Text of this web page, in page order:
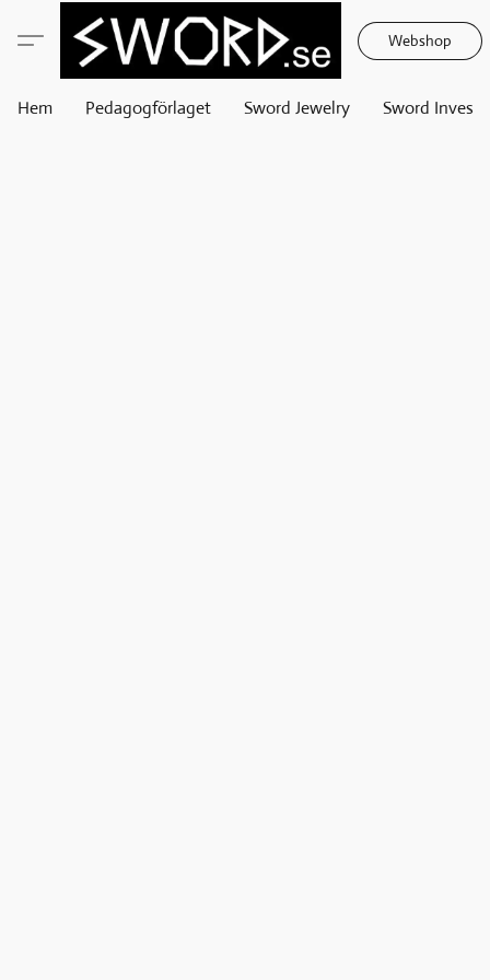
Webshop
Hem Pedagogförlaget Sword Jewelry Sword Invest